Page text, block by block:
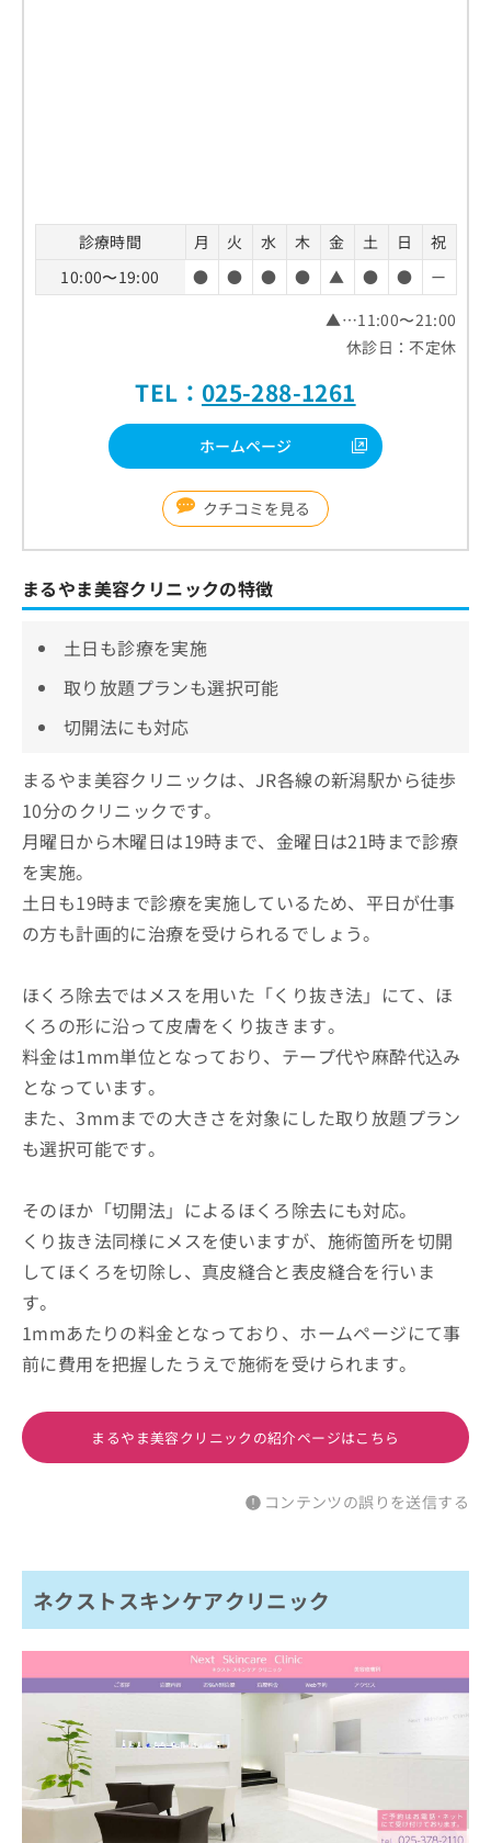
診療時間 月 火 水 木 金 土 日
祝
10:00〜19:00
● ● ● ● ▲ ● ●
ー
▲…11:00〜21:00
休診日：不定休
TEL： 025-288-1261
ホームページ
クチコミを見る
まるやま美容クリニックの特徴
土日も診療を実施
取り放題プランも選択可能
切開法にも対応
まるやま美容クリニックは、JR各線の新潟駅から徒歩
10分のクリニックです。
月曜日から木曜日は19時まで、金曜日は21時まで診療
を実施。
土日も19時まで診療を実施しているため、平日が仕事
の方も計画的に治療を受けられるでしょう。
ほくろ除去ではメスを用いた「くり抜き法」にて、ほ
くろの形に沿って皮膚をくり抜きます。
料金は1mm単位となっており、テープ代や麻酔代込み
となっています。
また、3mmまでの大きさを対象にした取り放題プラン
も選択可能です。
そのほか「切開法」によるほくろ除去にも対応。
くり抜き法同様にメスを使いますが、施術箇所を切開
してほくろを切除し、真皮縫合と表皮縫合を行いま
す。
1mmあたりの料金となっており、ホームページにて事
前に費用を把握したうえで施術を受けられます。
まるやま美容クリニックの紹介ページはこちら
コンテンツの誤りを送信する
ネクストスキンケアクリニック